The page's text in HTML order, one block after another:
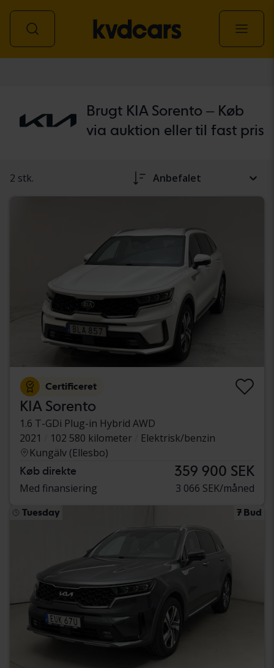
Brugt KIA Sorento – Køb
via auktion eller til fast pris
2 stk. Anbefalet
Certificeret
KIA Sorento
1.6 T-GDi Plug-in Hybrid AWD
2021
102 580 kilometer
Elektrisk/benzin
Kungälv (Ellesbo)
Køb direkte 359 900 SEK
Med finansiering 3 066 SEK/måned
Tuesday 7 Bud